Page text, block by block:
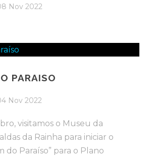
Nov 2022
PARAISO
Nov 2022
visitamos o Museu da
da Rainha para iniciar o
do Paraíso” para o Plano